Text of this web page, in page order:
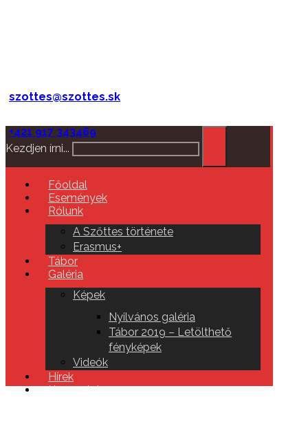
szottes@szottes.sk
+421 917 343469
Kezdjen írni...
Főoldal
Események
Rólunk
A Szőttes története
Erasmus+
Tábor
Galéria
Képek
Nyilvános galéria
Tábor 2019 – Letölthető
fényképek
Videók
Hírek
Kapcsolat